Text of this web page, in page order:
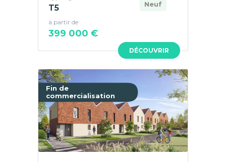
DÉCOUVRIR
Neuf
T5
à partir de
399 000 €
Fin de
commercialisation